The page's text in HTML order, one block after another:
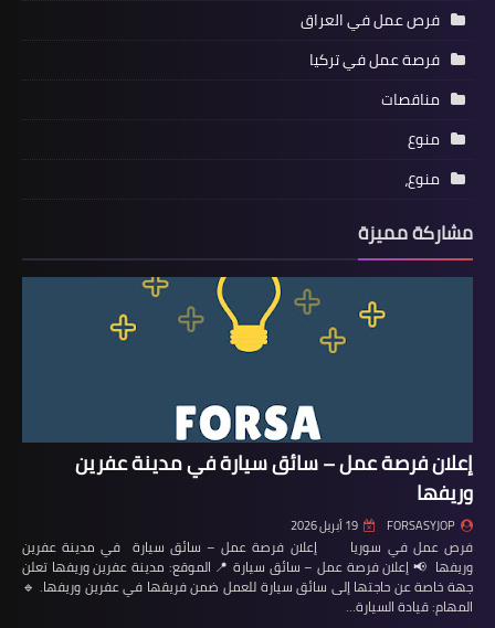
فرص عمل في العراق
فرصة عمل في تركيا
مناقصات
منوع
منوع،
مشاركة مميزة
إعلان فرصة عمل – سائق سيارة في مدينة عفرين
وريفها
FORSASYJOP 19 أبريل 2026
فرص عمل في سوريا إعلان فرصة عمل – سائق سيارة في مدينة عفرين
وريفها 📢 إعلان فرصة عمل – سائق سيارة 📍 الموقع: مدينة عفرين وريفها تعلن
جهة خاصة عن حاجتها إلى سائق سيارة للعمل ضمن فريقها في عفرين وريفها. 🔹
المهام: قيادة السيارة…